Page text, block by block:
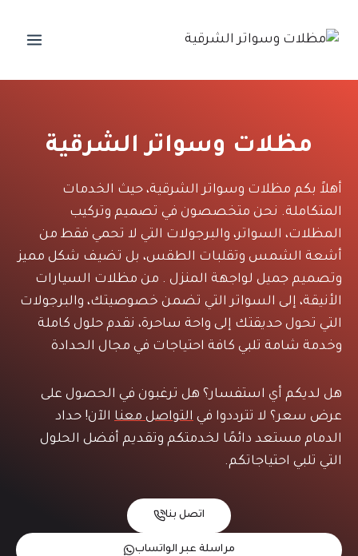
مظلات وسواتر الشرقية
أهلاً بكم مظلات وسواتر الشرقية، حيث الخدمات
المتكاملة. نحن متخصصون في تصميم وتركيب
المظلات، السواتر، والبرجولات التي لا تحمي فقط من
أشعة الشمس وتقلبات الطقس، بل تضيف شكل مميز
وتصميم جميل لواجهة المنزل . من مظلات السيارات
الأنيقة، إلى السواتر التي تضمن خصوصيتك، والبرجولات
التي تحول حديقتك إلى واحة ساحرة، نقدم حلول كاملة
وخدمة شامة تلبي كافة احتياجات في مجال الحدادة
هل لديكم أي استفسار؟ هل ترغبون في الحصول على
عرض سعر؟ لا تترددوا في التواصل معنا الآن! حداد
الدمام مستعد دائمًا لخدمتكم وتقديم أفضل الحلول
التي تلبي احتياجاتكم.
اتصل بنا
مراسلة عبر الواتساب